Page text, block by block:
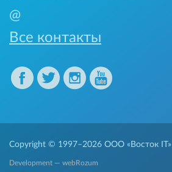
@
Все контакты
Copyright © 1997–2026 ООО «Восток IT»
Development — webRozum